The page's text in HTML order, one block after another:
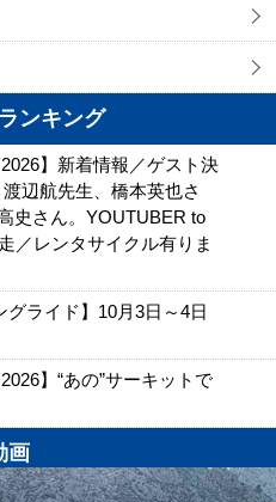
ンキング
】新着情報／ゲスト決
辺航先生、橋本英也さ
史さん。YOUTUBER to
／レンタサイクル有りま
グライド】10月3日～4日
】“あの”サーキットで
画